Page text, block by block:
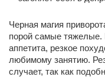
Черная магия
порой самые тяжелые.
аппетита, резкое
любимому занятию.
случает, так как